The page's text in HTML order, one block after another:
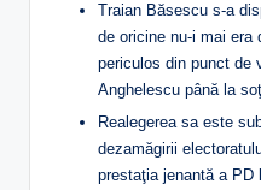
Traian Băsescu s-a
de oricine nu-i mai era
periculos din punct de
Anghelescu până la
Realegerea sa este
dezamăgirii
prestaţia jenantă a PD